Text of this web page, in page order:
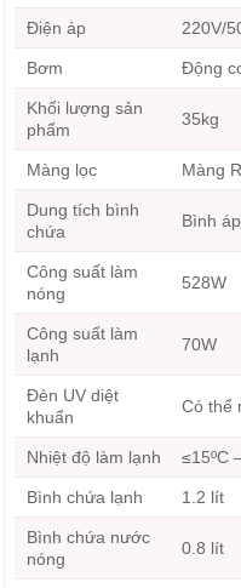
Điện áp 220V/
Bơm Động
Khối lượng sản
phẩm
35kg
Màng lọc Màng
Dung tích bình
chứa
Bình
Công suất làm
nóng
528W
Công suất làm
lạnh
70W
Đèn UV diệt
khuẩn
Có thể
Nhiệt độ làm lạnh ≤15ºC
Bình chứa lạnh 1.2 lít
Bình chứa nước
nóng
0.8 lít